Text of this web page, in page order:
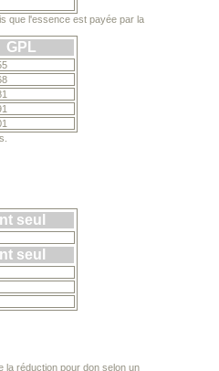
que l'essence est payée par la
GPL
seul
seul
la réduction pour don selon un